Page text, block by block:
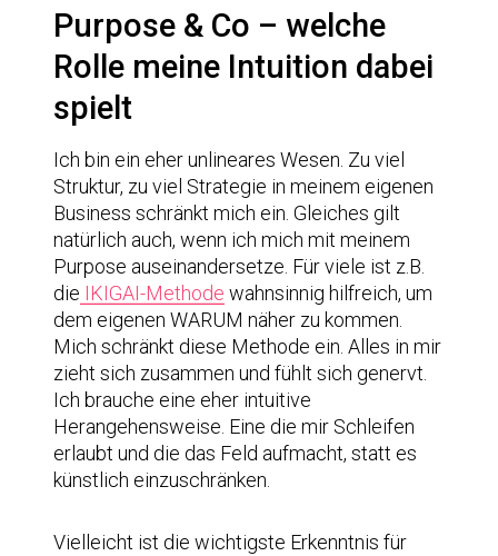
Purpose & Co – welche
Rolle meine Intuition dabei
spielt
Ich bin ein eher unlineares Wesen. Zu viel
Struktur, zu viel Strategie in meinem eigenen
Business schränkt mich ein. Gleiches gilt
natürlich auch, wenn ich mich mit meinem
Purpose auseinandersetze. Für viele ist z.B.
die IKIGAI-Methode wahnsinnig hilfreich, um
dem eigenen WARUM näher zu kommen.
Mich schränkt diese Methode ein. Alles in mir
zieht sich zusammen und fühlt sich genervt.
Ich brauche eine eher intuitive
Herangehensweise. Eine die mir Schleifen
erlaubt und die das Feld aufmacht, statt es
künstlich einzuschränken.
Vielleicht ist die wichtigste Erkenntnis für